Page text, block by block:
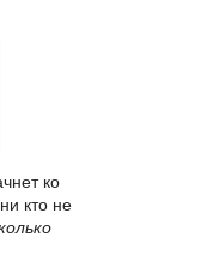
ко
кто не